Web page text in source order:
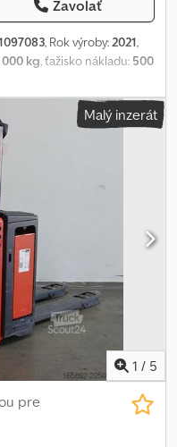
Zavolať
, Rok výroby: 2021,
000 kg , ťažisko nákladu: 500
dĺžka:2 724 mm, celková
s batériovým
A - Vertikálna výmena
zdvih - 560 – 1600 –
- Prístupová kontrola:
regulátora -
Ref: ANL1097083
Malý inzerát
1 / 5
pre